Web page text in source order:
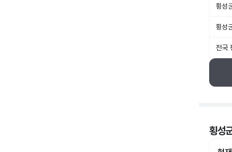
횡성
횡성
전국
횡성